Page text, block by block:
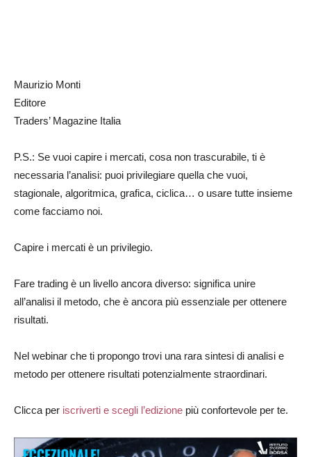
Maurizio Monti
Editore
Traders’ Magazine Italia
P.S.: Se vuoi capire i mercati, cosa non trascurabile, ti è
necessaria l’analisi: puoi privilegiare quella che vuoi,
stagionale, algoritmica, grafica, ciclica… o usare tutte insieme
come facciamo noi.
Capire i mercati è un privilegio.
Fare trading è un livello ancora diverso: significa unire
all’analisi il metodo, che è ancora più essenziale per ottenere
risultati.
Nel webinar che ti propongo trovi una rara sintesi di analisi e
metodo per ottenere risultati potenzialmente straordinari.
Clicca per iscriverti e scegli l’edizione più confortevole per te.